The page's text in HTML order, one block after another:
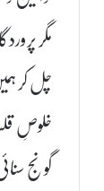
مگر
چل کر
خلوصِ
گونج